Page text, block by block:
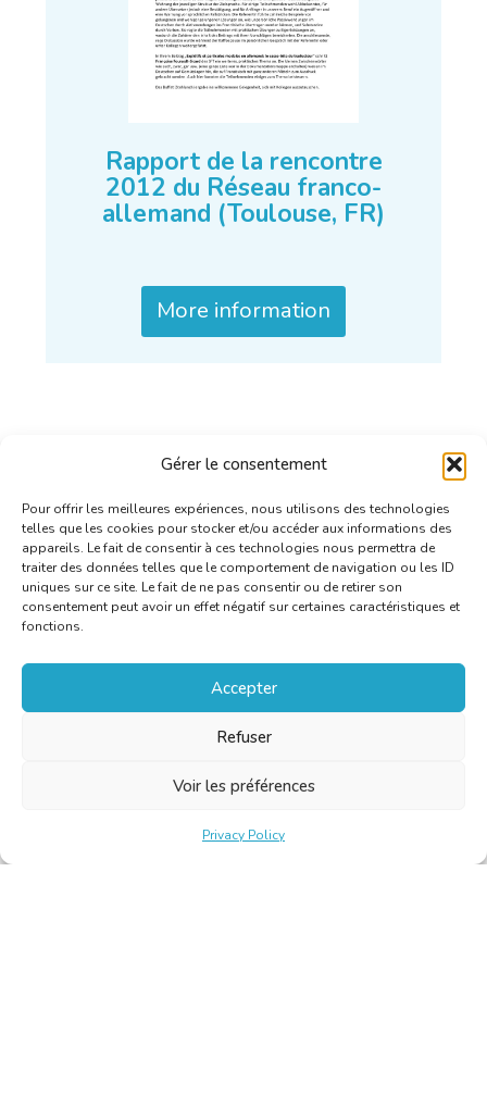
Gérer le consentement
Pour offrir les meilleures expériences, nous utilisons des technologies
telles que les cookies pour stocker et/ou accéder aux informations des
appareils. Le fait de consentir à ces technologies nous permettra de
traiter des données telles que le comportement de navigation ou les ID
uniques sur ce site. Le fait de ne pas consentir ou de retirer son
consentement peut avoir un effet négatif sur certaines caractéristiques et
fonctions.
Accepter
Refuser
Voir les préférences
Privacy Policy
Rapport de la rencontre
2012 du Réseau franco-
allemand (Toulouse, FR)
More information